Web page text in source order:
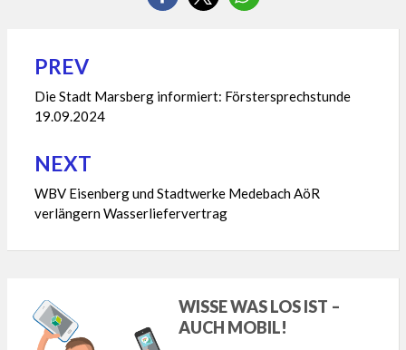
Beitragsnavigation
PREV
Die Stadt Marsberg informiert: Förstersprechstunde
19.09.2024
NEXT
WBV Eisenberg und Stadtwerke Medebach AöR
verlängern Wasserliefervertrag
WISSE WAS LOS IST –
AUCH MOBIL!